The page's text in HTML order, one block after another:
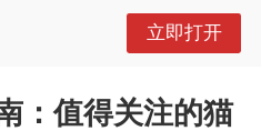
立即打开
：值得关注的猫